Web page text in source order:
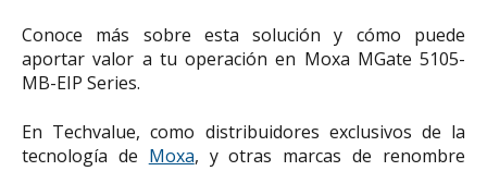
Conoce más sobre esta solución y cómo puede
aportar valor a tu operación en Moxa MGate 5105-
MB-EIP Series.
En Techvalue, como distribuidores exclusivos de la
tecnología de Moxa, y otras marcas de renombre